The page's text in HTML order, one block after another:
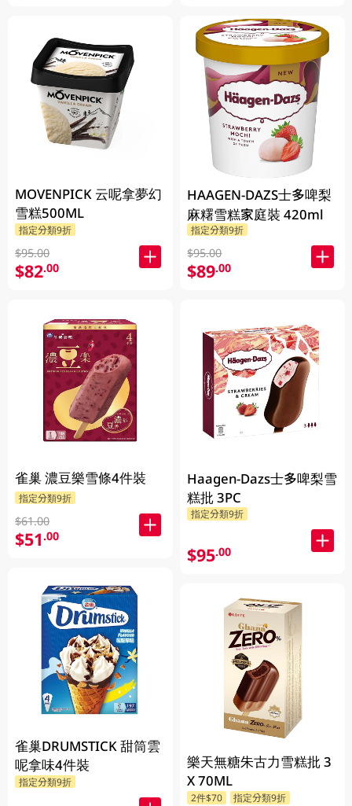
MOVENPICK 云呢拿夢幻
雪糕500ML
指定分類9折
$95.00
$82.00
雀巢 濃豆樂雪條4件裝
指定分類9折
$61.00
$51.00
雀巢DRUMSTICK 甜筒雲
呢拿味4件裝
指定分類9折
HAAGEN-DAZS士多啤梨
麻糬雪糕家庭裝 420ml
指定分類9折
$95.00
$89.00
Haagen-Dazs士多啤梨雪
糕批 3PC
指定分類9折
$95.00
樂天無糖朱古力雪糕批 3
X 70ML
2件$70 指定分類9折